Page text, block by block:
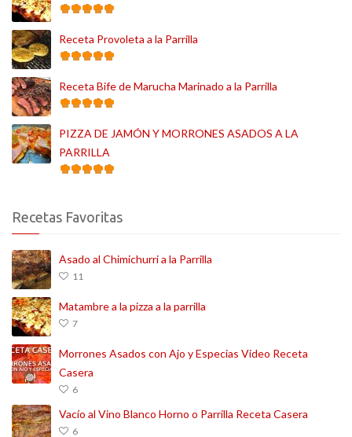
Receta Provoleta a la Parrilla
Receta Bife de Marucha Marinado a la Parrilla
PIZZA DE JAMÓN Y MORRONES ASADOS A LA
PARRILLA
Recetas Favoritas
Asado al Chimichurri a la Parrilla
11
Matambre a la pizza a la parrilla
7
Morrones Asados con Ajo y Especias Video Receta
Casera
6
Vacío al Vino Blanco Horno o Parrilla Receta Casera
6